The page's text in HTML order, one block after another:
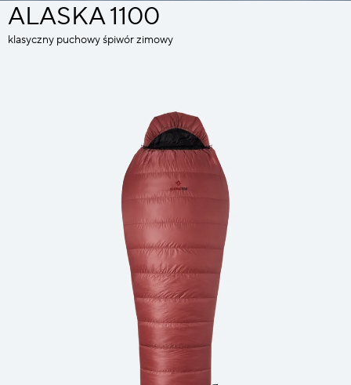
ALASKA 1100
klasyczny puchowy śpiwór zimowy